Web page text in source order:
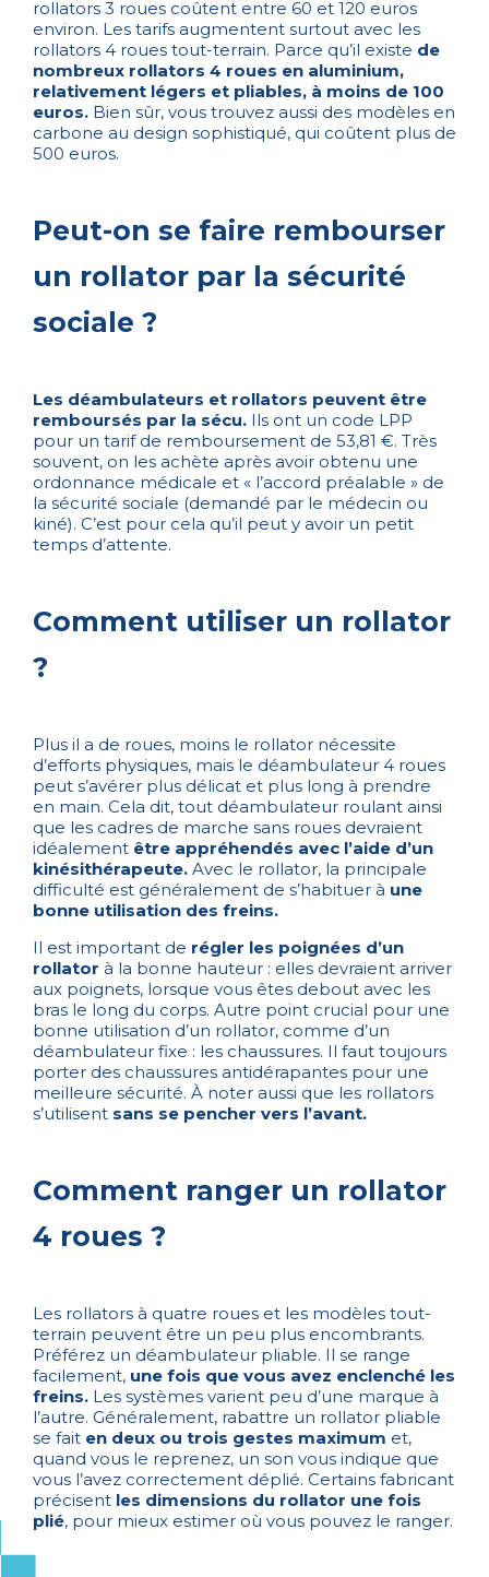
rollators 3 roues coûtent entre 60 et 120 euros
environ. Les tarifs augmentent surtout avec les
rollators 4 roues tout-terrain. Parce qu’il existe de
nombreux rollators 4 roues en aluminium,
relativement légers et pliables, à moins de 100
euros. Bien sûr, vous trouvez aussi des modèles en
carbone au design sophistiqué, qui coûtent plus de
500 euros.
Peut-on se faire rembourser
un rollator par la sécurité
sociale ?
Les déambulateurs et rollators peuvent être
remboursés par la sécu. Ils ont un code LPP
pour un tarif de remboursement de 53,81 €. Très
souvent, on les achète après avoir obtenu une
ordonnance médicale et « l’accord préalable » de
la sécurité sociale (demandé par le médecin ou
kiné). C’est pour cela qu’il peut y avoir un petit
temps d’attente.
Comment utiliser un rollator
?
Plus il a de roues, moins le rollator nécessite
d’efforts physiques, mais le déambulateur 4 roues
peut s’avérer plus délicat et plus long à prendre
en main. Cela dit, tout déambulateur roulant ainsi
que les cadres de marche sans roues devraient
idéalement être appréhendés avec l’aide d’un
kinésithérapeute. Avec le rollator, la principale
difficulté est généralement de s’habituer à une
bonne utilisation des freins.
Il est important de régler les poignées d’un
rollator à la bonne hauteur : elles devraient arriver
aux poignets, lorsque vous êtes debout avec les
bras le long du corps. Autre point crucial pour une
bonne utilisation d’un rollator, comme d’un
déambulateur fixe : les chaussures. Il faut toujours
porter des chaussures antidérapantes pour une
meilleure sécurité. À noter aussi que les rollators
s’utilisent sans se pencher vers l’avant.
Comment ranger un rollator
4 roues ?
Les rollators à quatre roues et les modèles tout-
terrain peuvent être un peu plus encombrants.
Préférez un déambulateur pliable. Il se range
facilement, une fois que vous avez enclenché les
freins. Les systèmes varient peu d’une marque à
l’autre. Généralement, rabattre un rollator pliable
se fait en deux ou trois gestes maximum et,
quand vous le reprenez, un son vous indique que
vous l’avez correctement déplié. Certains fabricant
précisent les dimensions du rollator une fois
plié, pour mieux estimer où vous pouvez le ranger.